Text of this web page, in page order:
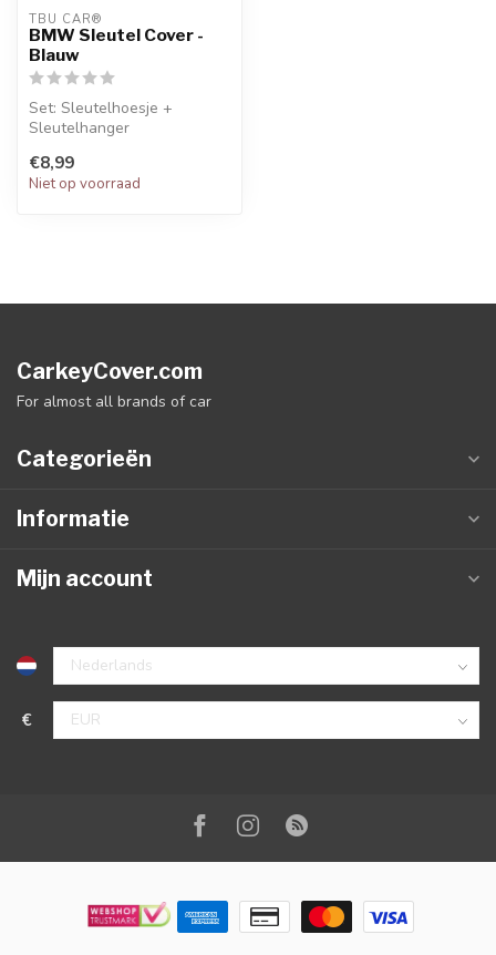
TBU CAR®
BMW Sleutel Cover -
Blauw
Set: Sleutelhoesje +
Sleutelhanger
€8,99
Niet op voorraad
CarkeyCover.com
For almost all brands of car
Categorieën
Informatie
Mijn account
€